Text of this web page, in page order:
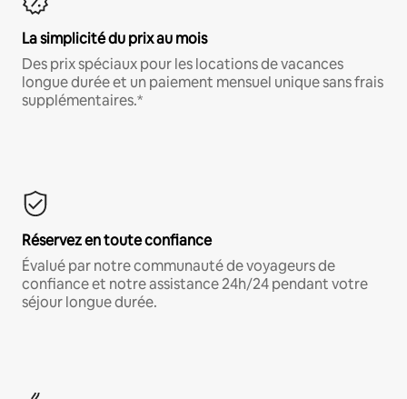
La simplicité du prix au mois
Des prix spéciaux pour les locations de vacances
longue durée et un paiement mensuel unique sans frais
supplémentaires.*
Réservez en toute confiance
Évalué par notre communauté de voyageurs de
confiance et notre assistance 24h/24 pendant votre
séjour longue durée.